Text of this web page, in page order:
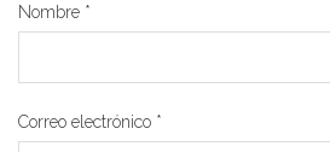
Nombre *
Correo electrónico *